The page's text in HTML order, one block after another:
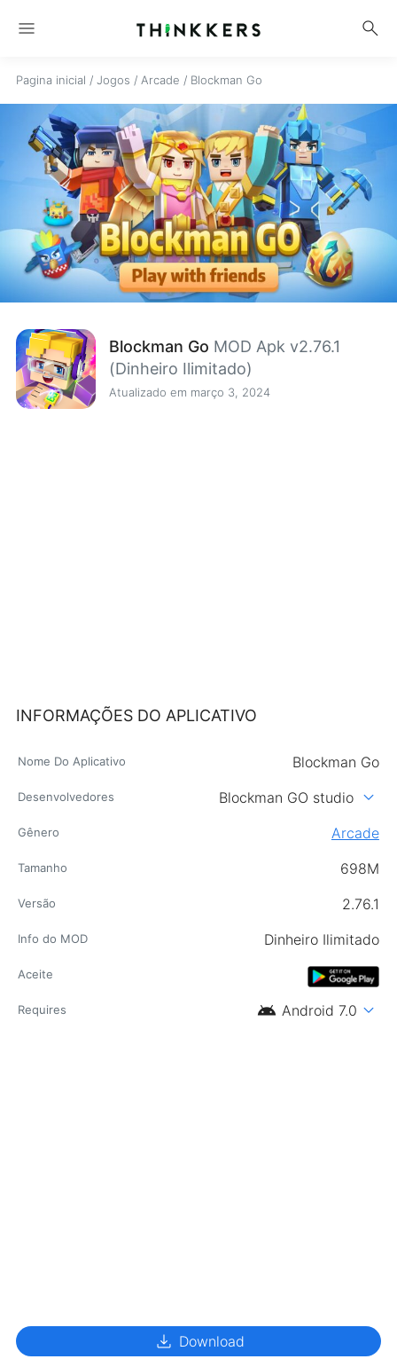
menu search
Pagina inicial / Jogos / Arcade / Blockman Go
Blockman Go MOD Apk v2.76.1
(Dinheiro Ilimitado)
Atualizado em março 3, 2024
INFORMAÇÕES DO APLICATIVO
Nome Do Aplicativo Blockman Go
Desenvolvedores Blockman GO studio expand_more
Gênero Arcade
Tamanho 698M
Versão 2.76.1
Info do MOD Dinheiro Ilimitado
Aceite
Requires android Android 7.0 expand_more
download Download